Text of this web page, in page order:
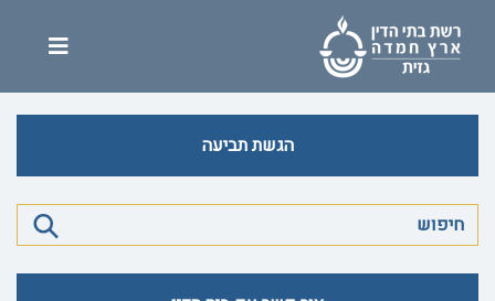
הגשת תביעה